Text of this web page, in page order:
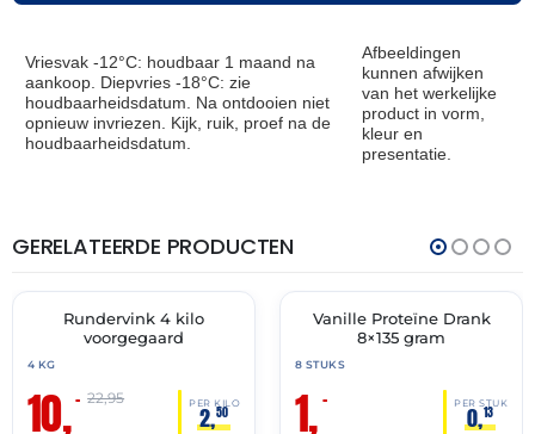
Vriesvak -12°C: houdbaar 1 maand na
aankoop. Diepvries -18°C: zie
houdbaarheidsdatum. Na ontdooien niet
opnieuw invriezen. Kijk, ruik, proef na de
houdbaarheidsdatum.
Afbeeldingen
kunnen afwijken
van het werkelijke
product in vorm,
kleur en
presentatie.
GERELATEERDE PRODUCTEN
🔥 OP=OP
THT:
12-
Rundervink 4 kilo
voorgegaard
4 KG
10,– PER KILO
2,50
22,95
🔥 OP=OP
Vanille Proteïne Drank
8×135 gram
8 STUKS
1,– PER STUK
0,13